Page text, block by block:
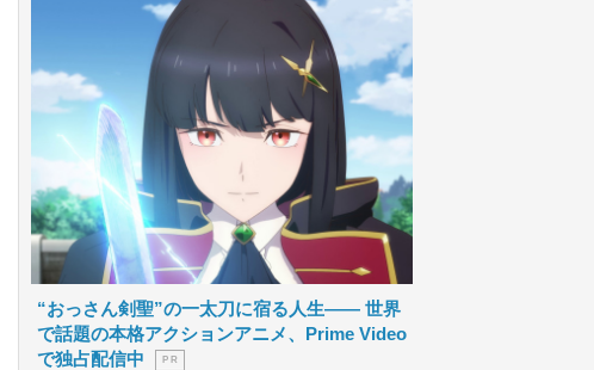
“おっさん剣聖”の一太刀に宿る人生―― 世界
で話題の本格アクションアニメ、Prime Video
で独占配信中
P R